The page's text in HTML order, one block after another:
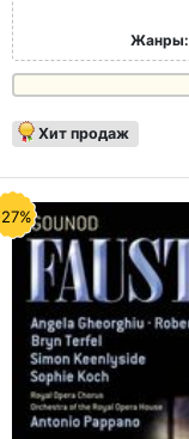
Жанры:
Хит продаж